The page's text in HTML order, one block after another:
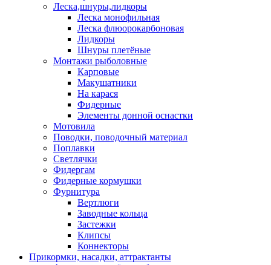
Леска,шнуры,лидкоры
Леска монофильная
Леска флюорокарбоновая
Лидкоры
Шнуры плетёные
Монтажи рыболовные
Карповые
Макушатники
На карася
Фидерные
Элементы донной оснастки
Мотовила
Поводки, поводочный материал
Поплавки
Светлячки
Фидергам
Фидерные кормушки
Фурнитура
Вертлюги
Заводные кольца
Застежки
Клипсы
Коннекторы
Прикормки, насадки, аттрактанты